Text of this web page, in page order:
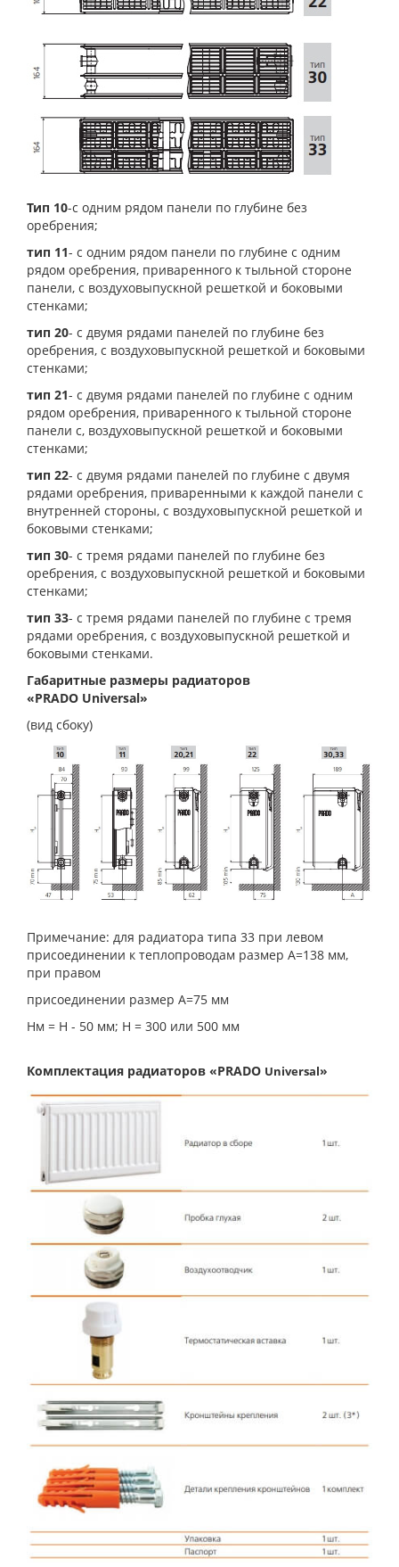
Тип 10-с одним рядом панели по глубине без
оребрения;
тип 11- с одним рядом панели по глубине с одним
рядом оребрения, приваренного к тыльной стороне
панели, с воздуховыпускной решеткой и боковыми
стенками;
тип 20- с двумя рядами панелей по глубине без
оребрения, с воздуховыпускной решеткой и боковыми
стенками;
тип 21- с двумя рядами панелей по глубине с одним
рядом оребрения, приваренного к тыльной стороне
панели с, воздуховыпускной решеткой и боковыми
стенками;
тип 22- с двумя рядами панелей по глубине с двумя
рядами оребрения, приваренными к каждой панели с
внутренней стороны, с воздуховыпускной решеткой и
боковыми стенками;
тип 30- с тремя рядами панелей по глубине без
оребрения, с воздуховыпускной решеткой и боковыми
стенками;
тип 33- с тремя рядами панелей по глубине с тремя
рядами оребрения, с воздуховыпускной решеткой и
боковыми стенками.
Габаритные размеры радиаторов
«PRADO Universal»
(вид сбоку)
Примечание: для радиатора типа 33 при левом
присоединении к теплопроводам размер А=138 мм,
при правом
присоединении размер А=75 мм
Нм = Н - 50 мм; Н = 300 или 500 мм
Комплектация радиаторов «PRADO Universal»